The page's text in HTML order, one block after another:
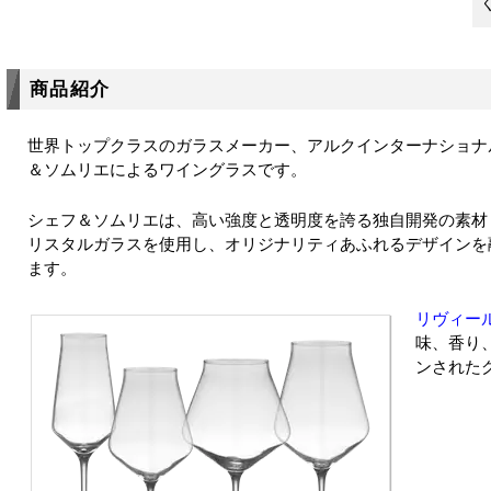
商品紹介
世界トップクラスのガラスメーカー、アルクインターナショ
＆ソムリエによるワイングラスです。
シェフ＆ソムリエは、高い強度と透明度を誇る独自開発の素
リスタルガラスを使用し、オリジナリティあふれるデザイン
ます。
リヴィー
味、香り
ンされた